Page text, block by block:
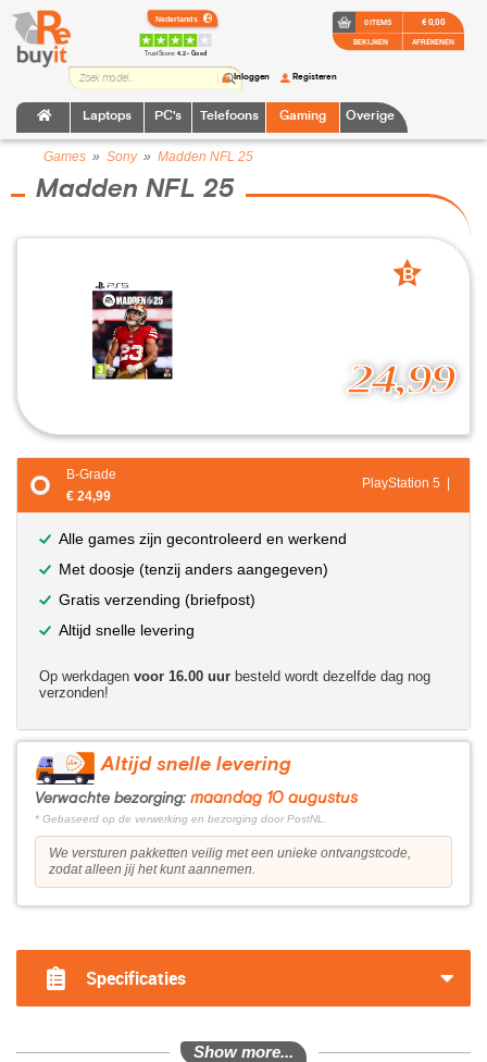
TrustScore:4.2 • Goed
Laptops PC's Telefoons Gaming Overige
Inloggen Registeren
0 ITEMS
BEKIJKEN
€ 0,00
AFREKENEN
Games » Sony» Madden NFL 25
Madden NFL 25
24,99
B
B-Grade
€ 24,99
PlayStation 5 |
Alle games zijn gecontroleerd en werkend
Met doosje (tenzij anders aangegeven)
Gratis verzending (briefpost)
Altijd snelle levering
Op werkdagen voor 16.00 uur besteld wordt dezelfde dag nog
verzonden!
Altijd snelle levering
Verwachte bezorging: maandag 10 augustus
* Gebaseerd op de verwerking en bezorging door PostNL.
We versturen pakketten veilig met een unieke ontvangstcode,
zodat alleen jij het kunt aannemen.
Specificaties
Show more...